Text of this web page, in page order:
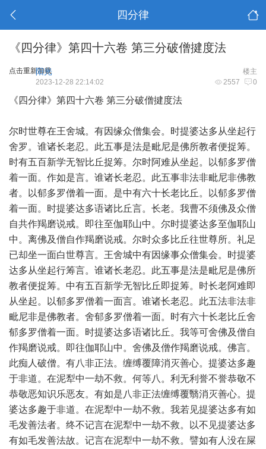
四分律
《四分律》第四十六卷 第三分破僧揵度法
点击重新加载 楼主
阳光
2557 0
2023-12-28 22:14:02
《四分律》第四十六卷 第三分破僧揵度法
尔时世尊在王舍城。有因缘众僧集会。时提婆达多从坐起行
舍罗。谁诸长老忍。此五事是法是毗尼是佛所教者便捉筹。
时有五百新学无智比丘捉筹。尔时阿难从坐起。以郁多罗僧
着一面。作如是言。谁诸长老忍。此五事非法非毗尼非佛教
者。以郁多罗僧着一面。是中有六十长老比丘。以郁多罗僧
着一面。时提婆达多语诸比丘言。长老。我曹不须佛及众僧
自共作羯磨说戒。即往至伽耶山中。尔时提婆达多至伽耶山
中。离佛及僧自作羯磨说戒。尔时众多比丘往世尊所。礼足
已却坐一面白世尊言。王舍城中有因缘事众僧集会。时提婆
达多从坐起行筹言。谁诸长老忍。此五事是法是毗尼是佛所
教者便捉筹。中有五百新学无智比丘即捉筹。时长老阿难即
从坐起。以郁多罗僧着一面言。谁诸长老忍。此五法非法非
毗尼非是佛教者。舍郁多罗僧着一面。时有六十长老比丘舍
郁多罗僧着一面。时提婆达多语诸比丘。我等可舍佛及僧自
作羯磨说戒。即往伽耶山中。舍佛及僧作羯磨说戒。佛言。
此痴人破僧。有八非正法。缠缚覆障消灭善心。提婆达多趣
于非道。在泥犁中一劫不救。何等八。利无利誉不誉恭敬不
恭敬恶知识乐恶友。有如是八非正法缠缚覆翳消灭善心。提
婆达多趣于非道。在泥犁中一劫不救。我若见提婆达多有如
毛发善法者。终不记言在泥犁中一劫不救。以不见提婆达多
有如毛发善法故。记言在泥犁中一劫不救。譬如有人没在屎